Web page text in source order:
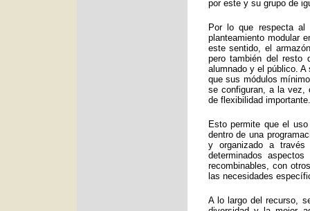
por este y su grupo de
Por lo que respecta al
planteamiento modular
este sentido, el
pero también del resto
alumnado y el público.
que sus módulos
se configuran, a la vez,
de flexibilidad importante.
Esto permite que el
dentro de una
y organizado a
determinados
recombinables, con
las necesidades
A lo largo del recurso,